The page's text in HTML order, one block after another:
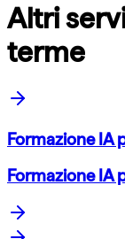
Altri
terme
Formazione IA
Formazione IA